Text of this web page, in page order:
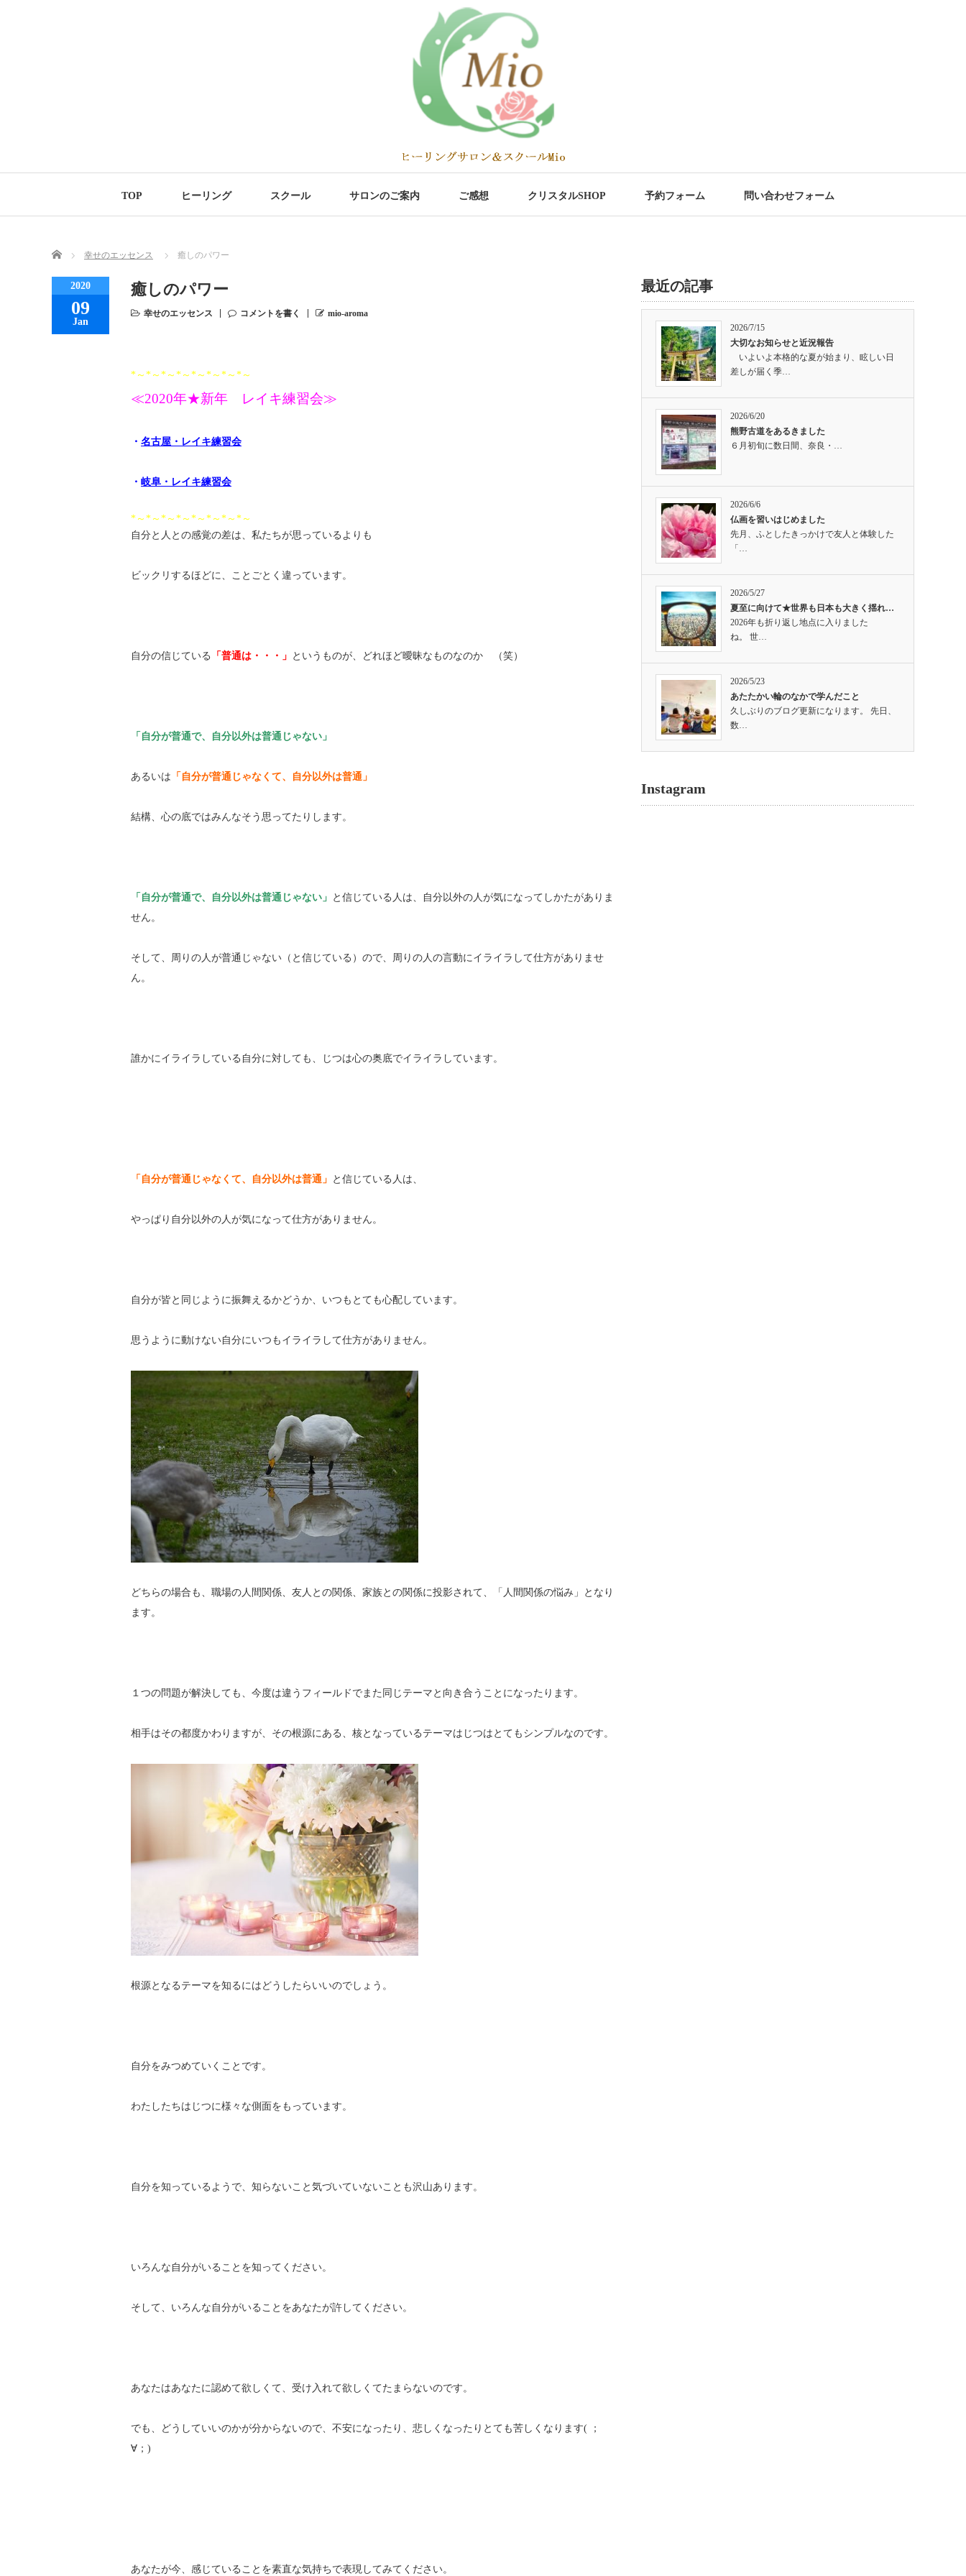
TOP ヒーリング スクール サロンのご案内 ご感想 クリスタルSHOP 予約フォーム 問い合わせフォーム
Home 幸せのエッセンス 癒しのパワー
2020
09
Jan
癒しのパワー
幸せのエッセンス コメントを書く mio-aroma
*～*～*～*～*～*～*～*～
≪2020年★新年 レイキ練習会≫
・ 名古屋・レイキ練習会
・ 岐阜・レイキ練習会
*～*～*～*～*～*～*～*～
自分と人との感覚の差は、私たちが思っているよりも
ビックリするほどに、ことごとく違っています。
自分の信じている 「普通は・・・」 というものが、どれほど曖昧なものなのか （笑）
「自分が普通で、自分以外は普通じゃない」
あるいは 「自分が普通じゃなくて、自分以外は普通」
結構、心の底ではみんなそう思ってたりします。
「自分が普通で、自分以外は普通じゃない」 と信じている人は、自分以外の人が気になってしかたがありま
せん。
そして、周りの人が普通じゃない（と信じている）ので、周りの人の言動にイライラして仕方がありませ
ん。
誰かにイライラしている自分に対しても、じつは心の奥底でイライラしています。
「自分が普通じゃなくて、自分以外は普通」 と信じている人は、
やっぱり自分以外の人が気になって仕方がありません。
自分が皆と同じように振舞えるかどうか、いつもとても心配しています。
思うように動けない自分にいつもイライラして仕方がありません。
どちらの場合も、職場の人間関係、友人との関係、家族との関係に投影されて、「人間関係の悩み」となり
ます。
１つの問題が解決しても、今度は違うフィールドでまた同じテーマと向き合うことになったります。
相手はその都度かわりますが、その根源にある、核となっているテーマはじつはとてもシンプルなのです。
根源となるテーマを知るにはどうしたらいいのでしょう。
自分をみつめていくことです。
わたしたちはじつに様々な側面をもっています。
自分を知っているようで、知らないこと気づいていないことも沢山あります。
いろんな自分がいることを知ってください。
そして、いろんな自分がいることをあなたが許してください。
あなたはあなたに認めて欲しくて、受け入れて欲しくてたまらないのです。
でも、どうしていいのかが分からないので、不安になったり、悲しくなったりとても苦しくなります( ；
∀；)
あなたが今、感じていることを素直な気持ちで表現してみてください。
最近の記事
2026/7/15
大切なお知らせと近況報告
いよいよ本格的な夏が始まり、眩しい日
差しが届く季…
2026/6/20
熊野古道をあるきました
６月初旬に数日間、奈良・…
2026/6/6
仏画を習いはじめました
先月、ふとしたきっかけで友人と体験した
「…
2026/5/27
夏至に向けて★世界も日本も大きく揺れ…
2026年も折り返し地点に入りました
ね。 世…
2026/5/23
あたたかい輪のなかで学んだこと
久しぶりのブログ更新になります。 先日、
数…
Instagram